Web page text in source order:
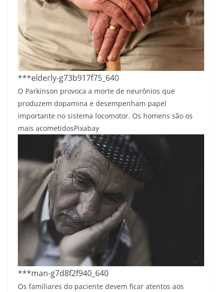
***elderly-g73b917f75_640
O Parkinson provoca a morte de neurônios que
produzem dopamina e desempenham papel
importante no sistema locomotor. Os homens são os
mais acometidosPixabay
***man-g7d8f2f940_640
Os familiares do paciente devem ficar atentos aos